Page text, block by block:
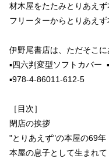
材木屋をたたみとりあえず
フリーターからとりあえず
伊野尾書店は、ただそこに
▪️四六判変型ソフトカバー
▪️978-4-86011-612-5
［目次］
閉店の挨拶
"とりあえず"の本屋の69年
本屋の息子として生まれて